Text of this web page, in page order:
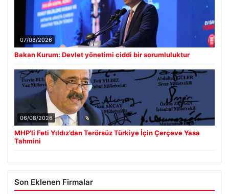
07/08/2026
Bakan Kurum: Devlet yönetimi ciddi bir sorumluluktur
06/08/2026
MHP’li Feti Yıldız’dan Terörsüz Türkiye İçin Çerçeve Yasa
Tahmini
Son Eklenen Firmalar